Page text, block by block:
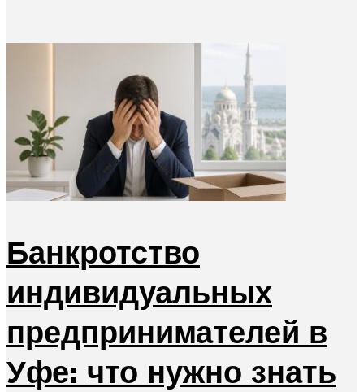
Банкротство
индивидуальных
предпринимателей в
Уфе: что нужно знать